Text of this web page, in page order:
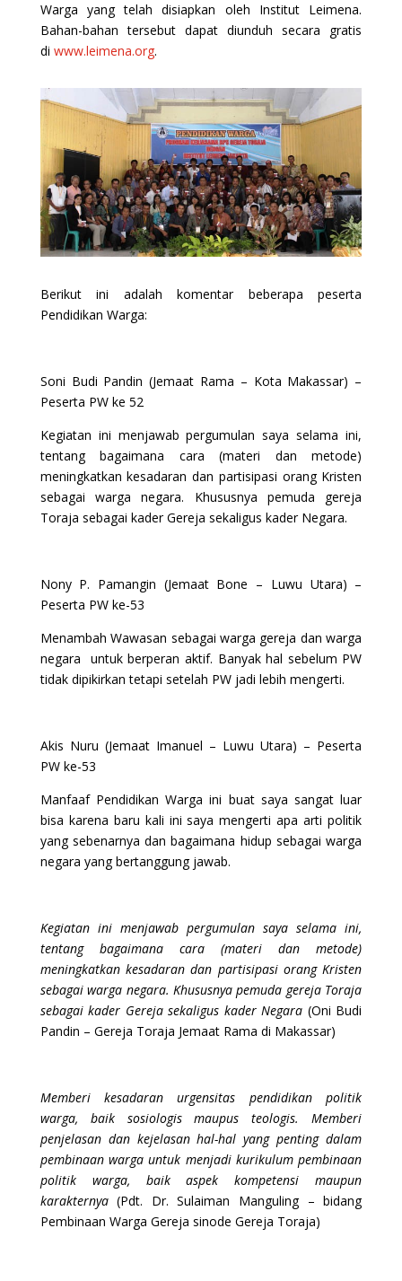
Warga yang telah disiapkan oleh Institut Leimena.
Bahan-bahan tersebut dapat diunduh secara gratis
di www.leimena.org.
Berikut ini adalah komentar beberapa peserta
Pendidikan Warga:
Soni Budi Pandin (Jemaat Rama – Kota Makassar) –
Peserta PW ke 52
Kegiatan ini menjawab pergumulan saya selama ini,
tentang bagaimana cara (materi dan metode)
meningkatkan kesadaran dan partisipasi orang Kristen
sebagai warga negara. Khususnya pemuda gereja
Toraja sebagai kader Gereja sekaligus kader Negara.
Nony P. Pamangin (Jemaat Bone – Luwu Utara) –
Peserta PW ke-53
Menambah Wawasan sebagai warga gereja dan warga
negara untuk berperan aktif. Banyak hal sebelum PW
tidak dipikirkan tetapi setelah PW jadi lebih mengerti.
Akis Nuru (Jemaat Imanuel – Luwu Utara) – Peserta
PW ke-53
Manfaaf Pendidikan Warga ini buat saya sangat luar
bisa karena baru kali ini saya mengerti apa arti politik
yang sebenarnya dan bagaimana hidup sebagai warga
negara yang bertanggung jawab.
Kegiatan ini menjawab pergumulan saya selama ini,
tentang bagaimana cara (materi dan metode)
meningkatkan kesadaran dan partisipasi orang Kristen
sebagai warga negara. Khususnya pemuda gereja Toraja
sebagai kader Gereja sekaligus kader Negara (Oni Budi
Pandin – Gereja Toraja Jemaat Rama di Makassar)
Memberi kesadaran urgensitas pendidikan politik
warga, baik sosiologis maupus teologis. Memberi
penjelasan dan kejelasan hal-hal yang penting dalam
pembinaan warga untuk menjadi kurikulum pembinaan
politik warga, baik aspek kompetensi maupun
karakternya(Pdt. Dr. Sulaiman Manguling – bidang
Pembinaan Warga Gereja sinode Gereja Toraja)